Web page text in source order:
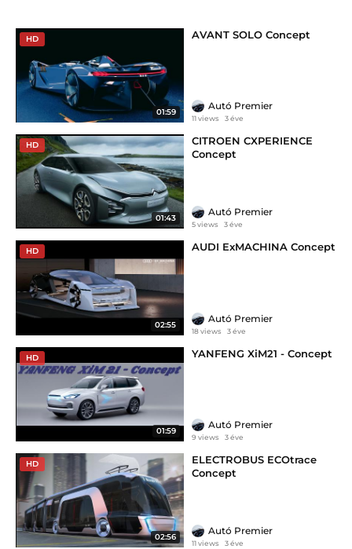
HD
01:59
AVANT SOLO Concept
Autó Premier
11 views 3 éve
HD
01:43
CITROEN CXPERIENCE
Concept
Autó Premier
5 views 3 éve
HD
02:55
AUDI ExMACHINA Concept
Autó Premier
18 views 3 éve
HD
01:59
YANFENG XiM21 - Concept
Autó Premier
9 views 3 éve
HD
02:56
ELECTROBUS ECOtrace
Concept
Autó Premier
11 views 3 éve